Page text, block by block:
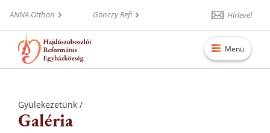
ANNA Otthon Gönczy Refi Hírlevél
Menü
Igehirdetések
Gyülekezetünk /
Galéria